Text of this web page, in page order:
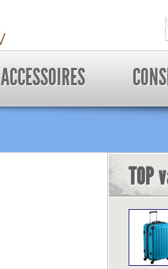
ACCESSOIRES
TOP